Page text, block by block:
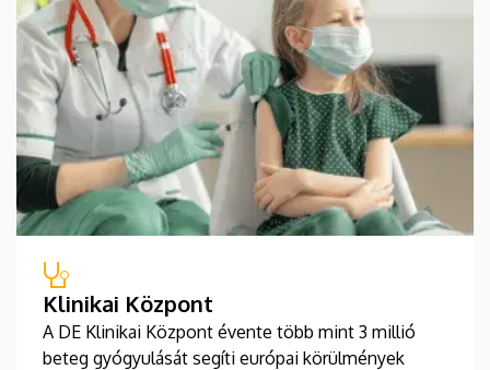
Klinikai Központ
A DE Klinikai Központ évente több mint 3 millió
beteg gyógyulását segíti európai körülmények